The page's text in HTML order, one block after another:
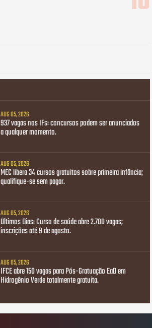
AUG 05, 2026
937 vagas nos IFs: concursos podem ser anunciados
a qualquer momento.
AUG 05, 2026
MEC libera 34 cursos gratuitos sobre primeira infância;
qualifique-se sem pagar.
AUG 05, 2026
Últimos Dias: Curso de saúde abre 2.700 vagas;
inscrições até 9 de agosto.
AUG 05, 2026
IFCE abre 150 vagas para Pós-Gratuação EaD em
Hidrogênio Verde totalmente gratuita.